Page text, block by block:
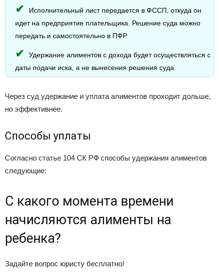
Исполнительный лист передается в ФССП, откуда он
идет на предприятие плательщика. Решение суда можно
передать и самостоятельно в ПФР.
Удержание алиментов с дохода будет осуществляться с
даты подачи иска, а не вынесения решения суда.
Через суд удержание и уплата алиментов проходит дольше,
но эффективнее.
Способы уплаты
Согласно статье 104 СК РФ способы удержания алиментов
следующие:
С какого момента времени
начисляются алименты на
ребенка?
Задайте вопрос юристу бесплатно!